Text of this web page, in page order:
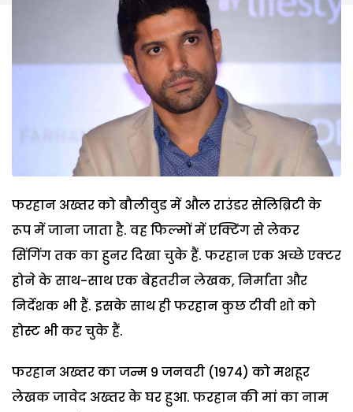
फरहान अख्तर को बौलीवुड में औल राउंडर सेलिब्रिटी के
रूप में जाना जाता है. वह फिल्मों में एक्टिंग से लेकर
सिंगिंग तक का हुनर दिखा चुके हैं. फरहान एक अच्छे एक्टर
होने के साथ-साथ एक बेहतरीन लेखक, निर्माता और
निर्देशक भी हैं. इसके साथ ही फरहान कुछ टीवी शो को
होस्ट भी कर चुके हैं.
फरहान अख्तर का जन्म 9 जनवरी (1974) को मशहूर
लेखक जावेद अख्तर के घर हुआ. फरहान की मां का नाम